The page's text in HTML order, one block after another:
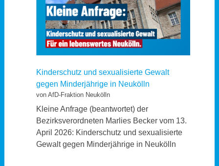
Kinderschutz und sexualisierte Gewalt
gegen Minderjährige in Neukölln
von AfD-Fraktion Neukölln
Kleine Anfrage (beantwortet) der
Bezirksverordneten Marlies Becker vom 13.
April 2026: Kinderschutz und sexualisierte
Gewalt gegen Minderjährige in Neukölln